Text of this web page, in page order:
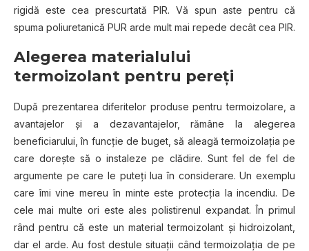
rigidă este cea prescurtată PIR. Vă spun aste pentru că
spuma poliuretanică PUR arde mult mai repede decât cea PIR.
Alegerea materialului
termoizolant pentru pereți
După prezentarea diferitelor produse pentru termoizolare, a
avantajelor și a dezavantajelor, rămâne la alegerea
beneficiarului, în funcție de buget, să aleagă termoizolația pe
care dorește să o instaleze pe clădire. Sunt fel de fel de
argumente pe care le puteți lua în considerare. Un exemplu
care îmi vine mereu în minte este protecția la incendiu. De
cele mai multe ori este ales polistirenul expandat. În primul
rând pentru că este un material termoizolant și hidroizolant,
dar el arde. Au fost destule situații când termoizolația de pe